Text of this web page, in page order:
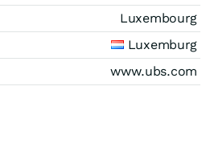
Luxembourg
Luxemburg
www.ubs.com